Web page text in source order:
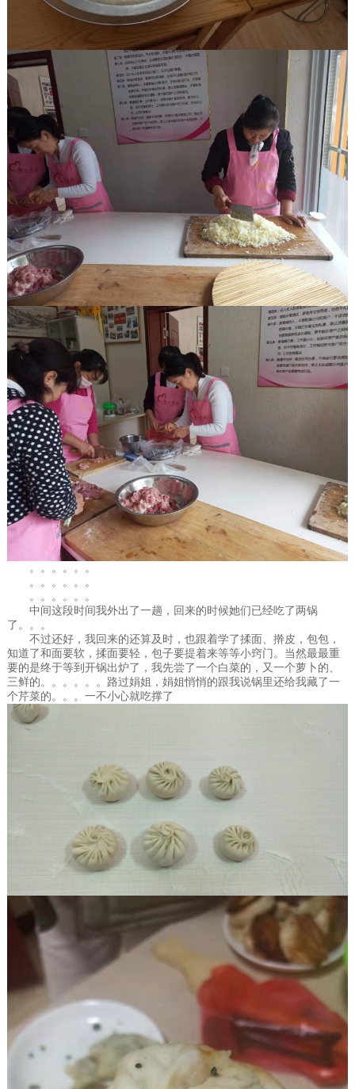
。。。。。。
。。。。。。
。。。。。。
中间这段时间我外出了一趟，回来的时候她们已经吃了两锅
了。。。
不过还好，我回来的还算及时，也跟着学了揉面、擀皮，包包，
知道了和面要软，揉面要轻，包子要提着来等等小窍门。当然最最重
要的是终于等到开锅出炉了，我先尝了一个白菜的，又一个萝卜的、
三鲜的。。。。。。路过娟姐，娟姐悄悄的跟我说锅里还给我藏了一
个芹菜的。。。一不小心就吃撑了